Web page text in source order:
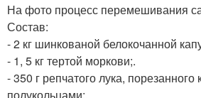
На фото процесс перемешивания
Состав:
- 2 кг шинкованой белокочанной
- 1, 5 кг тертой моркови;.
- 350 г репчатого лука, порезанного
полукольцами;.